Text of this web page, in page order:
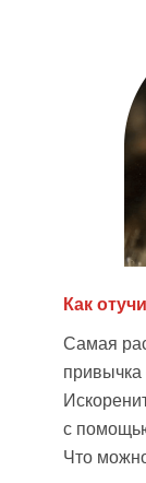
Как
Самая
привычка
с
Что